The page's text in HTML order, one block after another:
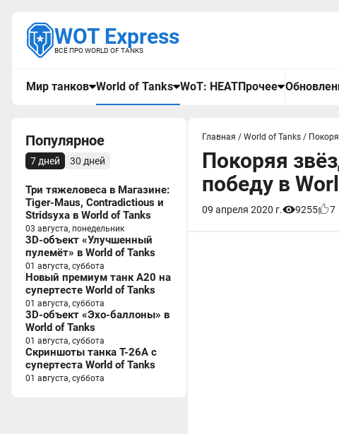
WOT Express
ВСЁ ПРО WORLD OF TANKS
Мир танков World of Tanks WoT: HEATПрочее
Популярное
7 дней 30 дней
Три тяжеловеса в Магазине:
Tiger-Maus, Contradictious и
Stridsyxa в World of Tanks
03 августа, понедельник
3D-объект «Улучшенный
пулемёт» в World of Tanks
01 августа, суббота
Новый премиум танк A20 на
супертесте World of Tanks
01 августа, суббота
3D-объект «Эхо-баллоны» в
World of Tanks
01 августа, суббота
Скриншоты танка T-26A с
супертеста World of Tanks
01 августа, суббота
Главная / World of Tanks /
Покоряя
победу в
09 апреля 2020 г. 9255 7